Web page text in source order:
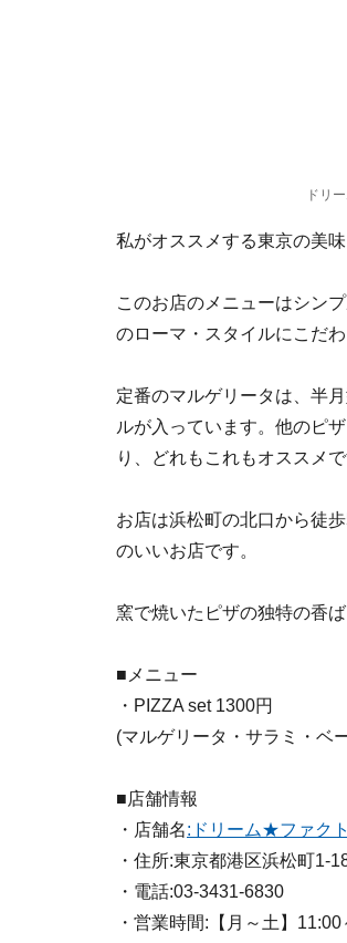
ドリ
私がオススメする東京の美
このお店のメニューはシン
のローマ・スタイルにこだ
定番のマルゲリータは、半
ルが入っています。他のピ
り、どれもこれもオススメで
お店は浜松町の北口から徒
のいいお店です。
窯で焼いたピザの独特の香
■メニュー
・PIZZA set 1300円
(マルゲリータ・サラミ・ベ
■店舗情報
・店舗名:ドリーム★ファク
・住所:東京都港区浜松町1-
・電話:03-3431-6830
・営業時間:【月～土】